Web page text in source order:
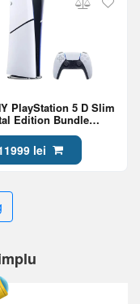
PlayStation 5 D Slim
Edition Bundle
Flowering Chaos~
lei